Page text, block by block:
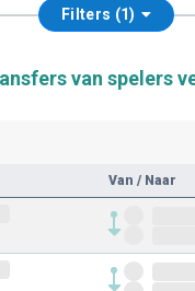
Filters (1)
van spelers
Van / Naar